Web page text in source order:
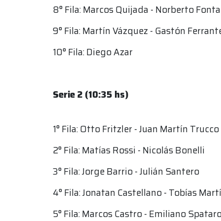
8° Fila: Marcos Quijada - Norberto
9° Fila: Martín Vázquez - Gastón
10° Fila: Diego Azar
Serie 2 (10:35 hs)
1° Fila: Otto Fritzler - Juan Martín Trucco
2° Fila: Matías Rossi - Nicolás Bonelli
3° Fila: Jorge Barrio - Julián Santero
4° Fila: Jonatan Castellano - Tobías
5° Fila: Marcos Castro - Emiliano